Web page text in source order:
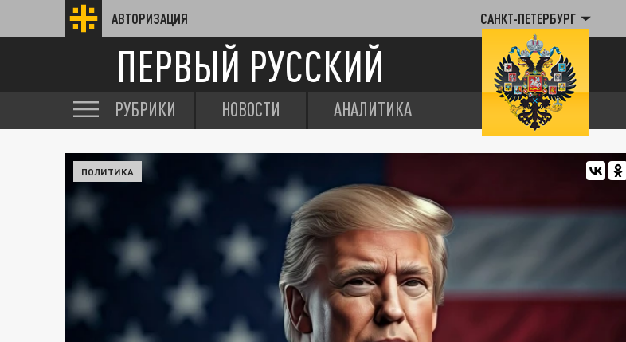
АВТОРИЗАЦИЯ САНКТ-ПЕТЕРБУРГ
ПЕРВЫЙ РУССКИЙ
РУБРИКИ НОВОСТИ АНАЛИТИКА
ПОЛИТИКА